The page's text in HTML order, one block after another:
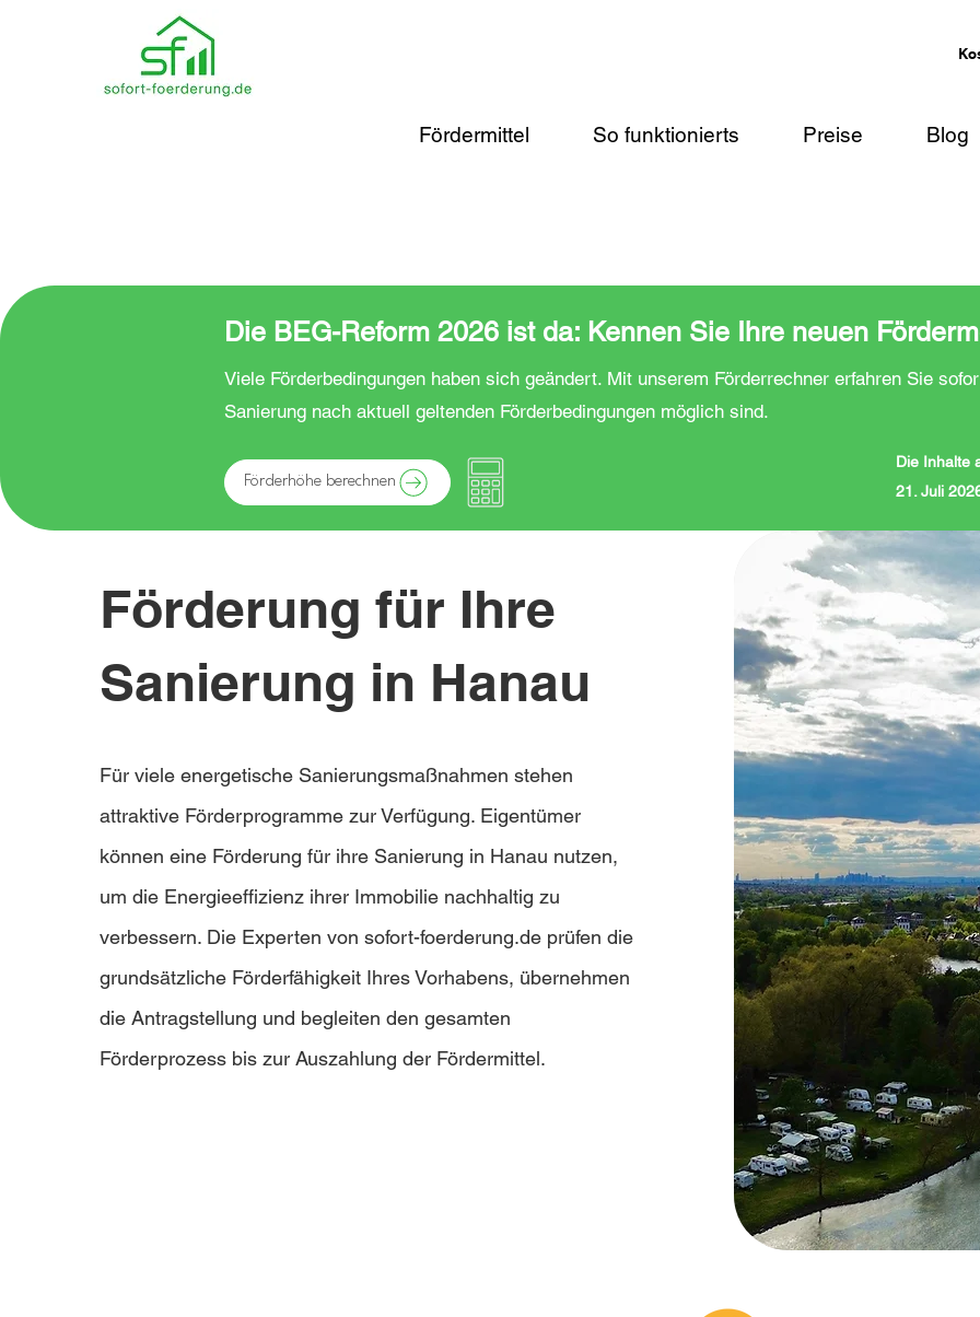
Fördermittel So funktionierts Preise Blog
Die BEG-Reform 2026 ist da: Kennen Sie Ihre neuen
Viele Förderbedingungen haben sich geändert. Mit unserem Förderrechner erfahren Sie
Sanierung nach aktuell geltenden Förderbedingungen möglich sind.
Förderhöhe berechnen
Die Inhalte
21. Juli
Förderung für Ihre
Sanierung in Hanau
Für viele energetische Sanierungsmaßnahmen stehen
attraktive Förderprogramme zur Verfügung. Eigentümer
können eine Förderung für ihre Sanierung in Hanau nutzen,
um die Energieeffizienz ihrer Immobilie nachhaltig zu
verbessern. Die Experten von sofort-foerderung.de prüfen die
grundsätzliche Förderfähigkeit Ihres Vorhabens, übernehmen
die Antragstellung und begleiten den gesamten
Förderprozess bis zur Auszahlung der Fördermittel.